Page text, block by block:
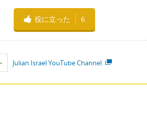
役に立った 6
Julian Israel YouTube Channel